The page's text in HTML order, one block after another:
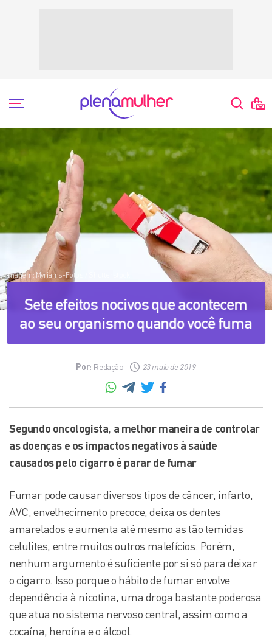
Saúde
Imagem: Myriams-Fotos / Shutterstock
Sete efeitos nocivos que acontecem
ao seu organismo quando você fuma
Por: Redação 23 maio de 2019
Segundo oncologista, a melhor maneira de controlar
as doenças e os impactos negativos à saúde
causados pelo cigarro é parar de fumar
Fumar pode causar diversos tipos de câncer, infarto,
AVC, envelhecimento precoce, deixa os dentes
amarelados e aumenta até mesmo as tão temidas
celulites, entre muitos outros malefícios. Porém,
nenhum argumento é suficiente por si só para deixar
o cigarro. Isso porque o hábito de fumar envolve
dependência à nicotina, uma droga bastante poderosa
que atua no sistema nervoso central, assim como a
cocaína, heroína e o álcool.